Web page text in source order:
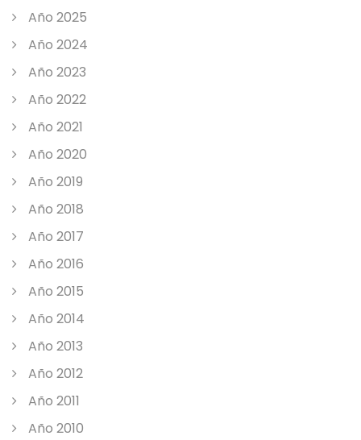
Año 2025
Año 2024
Año 2023
Año 2022
Año 2021
Año 2020
Año 2019
Año 2018
Año 2017
Año 2016
Año 2015
Año 2014
Año 2013
Año 2012
Año 2011
Año 2010